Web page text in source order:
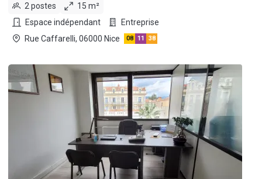
2 postes
15 m²
Espace indépendant
Entreprise
Rue Caffarelli, 06000 Nice
08 11 38